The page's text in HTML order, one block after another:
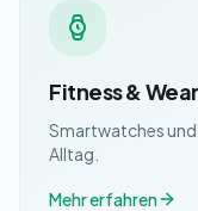
Fitness &
Smartwatches
Alltag.
Mehr erfahren